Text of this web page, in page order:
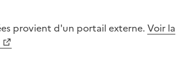
provient d'un portail externe. Voir la